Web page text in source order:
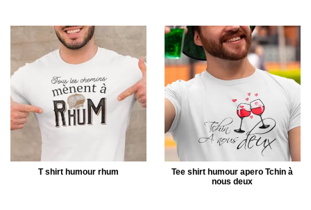
T shirt humour rhum
Tee shirt humour apero Tchin à
nous deux